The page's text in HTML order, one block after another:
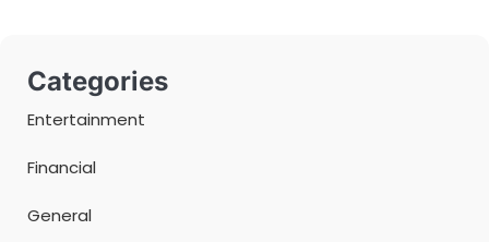
Categories
Entertainment
Financial
General